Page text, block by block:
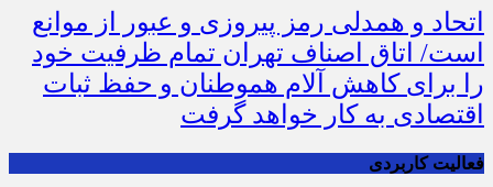
اتحاد و همدلی رمز پیروزی و عبور از موانع
است/ اتاق اصناف تهران تمام ظرفیت خود
را برای کاهش آلام هموطنان و حفظ ثبات
اقتصادی به کار خواهد گرفت
فعالیت کاربردی